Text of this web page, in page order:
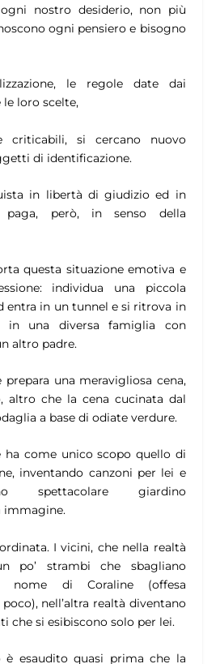
nostro desiderio, non più
ogni pensiero e bisogno
le regole date dai
loro scelte,
criticabili, si cercano nuovo
di identificazione.
in libertà di giudizio ed in
paga, però, in senso della
questa situazione emotiva e
individua una piccola
entra in un tunnel e si ritrova in
in una diversa famiglia con
altro padre.
prepara una meravigliosa cena,
altro che la cena cucinata dal
a base di odiate verdure.
ha come unico scopo quello di
inventando canzoni per lei e
spettacolare giardino
immagine.
I vicini, che nella realtà
po’ strambi che sbagliano
nome di Coraline (offesa
nell’altra realtà diventano
che si esibiscono solo per lei.
è esaudito quasi prima che la